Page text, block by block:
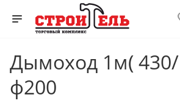
Дымоход 1м( 430/
ф200